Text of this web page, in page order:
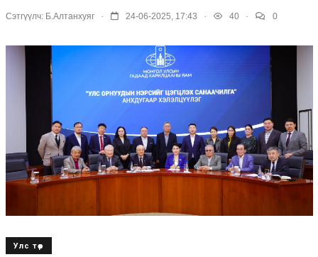
Сэтгүүлч: Б.Алтанхуяг . 24-06-2025, 17:43 . 40 . 0
Улс төр